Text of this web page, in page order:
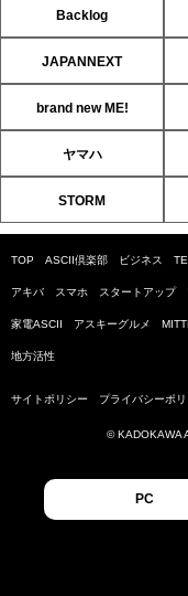
Backlog
JAPANNEXT
brand new ME!
ヤマハ
STORM
TOP ASCII倶楽部 ビジネス
アキバ スマホ スタートアップ
家電ASCII アスキーグルメ
地方活性
サイトポリシー プライバシーポ
© KADOKAWA
PC